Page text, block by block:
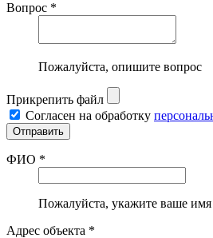
Вопрос *
Пожалуйста, опишите вопрос
Прикрепить файл
Согласен на обработку
ФИО *
Пожалуйста, укажите ваше имя
Адрес объекта *